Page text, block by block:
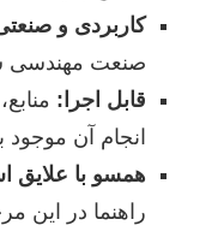
کاربردی و
صنعت مهندسی
قابل اجرا:
انجام آن موجود
همسو با علایق
راهنما در این